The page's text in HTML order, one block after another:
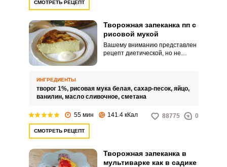
СМОТРЕТЬ РЕЦЕПТ
Творожная запеканка пп с
рисовой мукой
Вашему вниманию представлен
рецепт диетической, но не
количество ингредиентов,
получается выпечка сытной и
полезной.
ИНГРЕДИЕНТЫ
творог 1%, рисовая мука белая, сахар-песок, яйцо,
ванилин, масло сливочное, сметана
55 мин 141.4 кКал 88775 0
СМОТРЕТЬ РЕЦЕПТ
Творожная запеканка в
мультиварке как в садике